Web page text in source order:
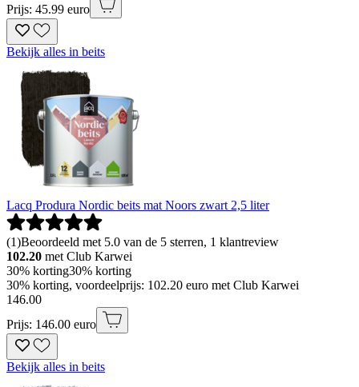
Prijs: 45.99 euro
Bekijk alles in beits
Lacq Produra Nordic beits mat Noors zwart 2,5 liter
(1)Beoordeeld met 5.0 van de 5 sterren, 1 klantreview
102.20 met Club Karwei
30% korting30% korting
30% korting, voordeelprijs: 102.20 euro met Club Karwei
146.00
Prijs: 146.00 euro
Bekijk alles in beits